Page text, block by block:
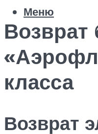
Меню
Возврат
класса
Возврат